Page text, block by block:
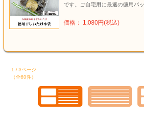
です。ご自宅用に最適の徳用パ
価格： 1,080円(税込)
1 / 3ページ
（全60件）